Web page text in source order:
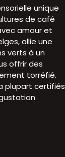
unique
de café
amour et
allie une
verts à un
offrir des
torréfié.
plupart certifiés